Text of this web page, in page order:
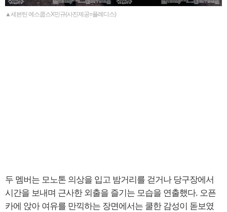
▲세븐틴 에스쿱스X민규(사진제공=플레디스)
두 멤버는 모노톤 의상을 입고 밤거리를 걷거나 당구장에서
시간을 보내며 근사한 외출을 즐기는 모습을 연출했다. 오픈
카에 앉아 여유를 만끽하는 장면에서는 쿨한 감성이 돋보였